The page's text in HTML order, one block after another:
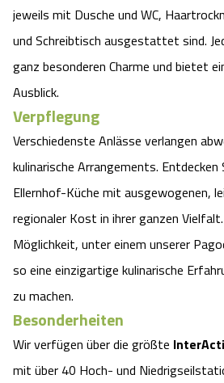
Angebote
Kontakt
Urlaub auf dem
Adventure District
Ausflugsziele
jeweils mit Dusche und WC,
und Schreibtisch ausgestattet sind.
ganz besonderen Charme und bietet
Ausblick.
Verpflegung
Verschiedenste Anlässe verlangen
kulinarische Arrangements.
Ellernhof-Küche mit ausgewogenen,
regionaler Kost in ihrer ganzen
Möglichkeit, unter einem unserer
so eine einzigartige kulinarische
zu machen.
Besonderheiten
Wir verfügen über die größte
mit über 40 Hoch- und